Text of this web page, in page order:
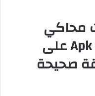
محاكي
RPCS3 Android مهكر Apk على
صحيحة